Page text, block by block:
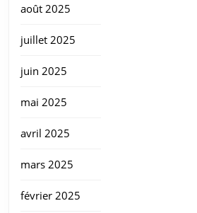
août 2025
juillet 2025
juin 2025
mai 2025
avril 2025
mars 2025
février 2025